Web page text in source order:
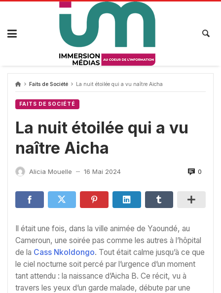
Passer
Faits de Société La nuit étoilée qui a vu naître Aicha
FAITS DE SOCIÉTÉ
La nuit étoilée qui a vu
naître Aicha
Alicia Mouelle — 16 Mai 2024 0
Il était une fois, dans la ville animée de Yaoundé, au
Cameroun, une soirée pas comme les autres à l’hôpital
de la Cass Nkoldongo. Tout était calme jusqu’à ce que
le ciel nocturne soit percé par l’urgence d’un moment
tant attendu : la naissance d’Aicha B. Ce récit, vu à
travers les yeux d’un garde malade, débute par une